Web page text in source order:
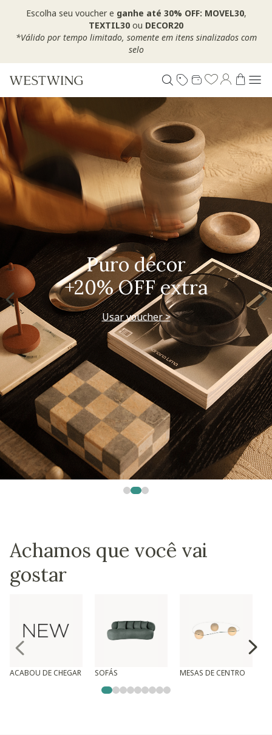
Escolha seu voucher e ganhe até 30% OFF: MOVEL30,
TEXTIL30 ou DECOR20
*Válido por tempo limitado, somente em itens sinalizados com
selo
Puro décor
+20% OFF extra
Usar voucher >
Achamos que você vai
gostar
ACABOU DE CHEGAR SOFÁS MESAS DE CENTRO